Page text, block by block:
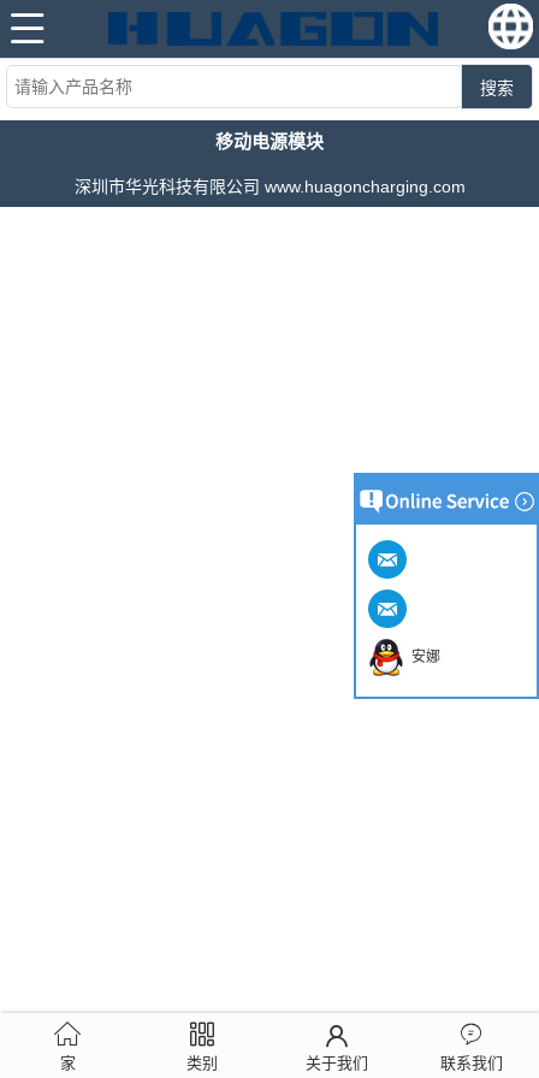
搜索
移动电源模块
深圳市华光科技有限公司 www.huagoncharging.com
家 类别 关于我们 联系我们
安娜